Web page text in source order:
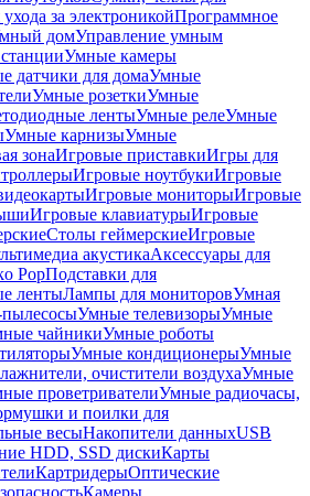
за электроникойПрограммное
домУправление умным
Умные камеры
датчики для домаУмные
Умные розеткиУмные
лентыУмные релеУмные
Умные карнизыУмные
зонаИгровые приставкиИгры для
Игровые ноутбукиИгровые
Игровые мониторыИгровые
Игровые клавиатурыИгровые
Столы геймерскиеИгровые
акустикаАксессуары для
PopПодставки для
лентыЛампы для мониторовУмная
Умные телевизорыУмные
чайникиУмные роботы
Умные кондиционерыУмные
очистители воздухаУмные
проветривателиУмные радиочасы,
и поилки для
весыНакопители данныхUSB
HDD, SSD дискиКарты
КартридерыОптические
Камеры